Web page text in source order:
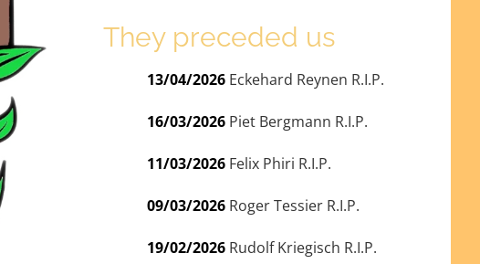
They preceded us
13/04/2026 Eckehard Reynen R.I.P.
16/03/2026 Piet Bergmann R.I.P.
11/03/2026 Felix Phiri R.I.P.
09/03/2026 Roger Tessier R.I.P.
19/02/2026 Rudolf Kriegisch R.I.P.